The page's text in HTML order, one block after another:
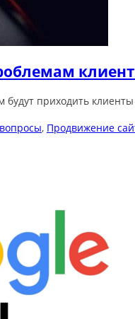
приходить
, Продвижение